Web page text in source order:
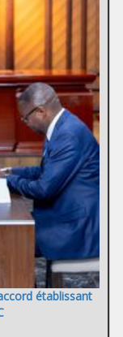
établissant